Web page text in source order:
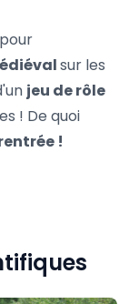
pour
sur les
jeu de rôle
! De quoi
!